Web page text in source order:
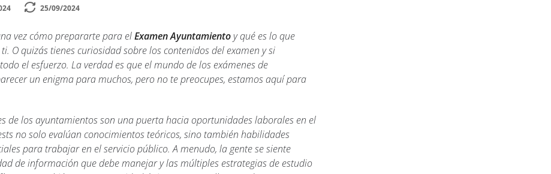
25/09/2024
vez cómo prepararte para elExamen Ayuntamientoy qué es lo que
O quizás tienes curiosidad sobre los contenidos del examen y si
el esfuerzo. La verdad es que el mundo de los exámenes de
un enigma para muchos, pero no te preocupes, estamos aquí para
de los ayuntamientos son una puerta hacia oportunidades laborales en el
no solo evalúan conocimientos teóricos, sino también habilidades
para trabajar en el servicio público. A menudo, la gente se siente
de información que debe manejar y las múltiples estrategias de estudio